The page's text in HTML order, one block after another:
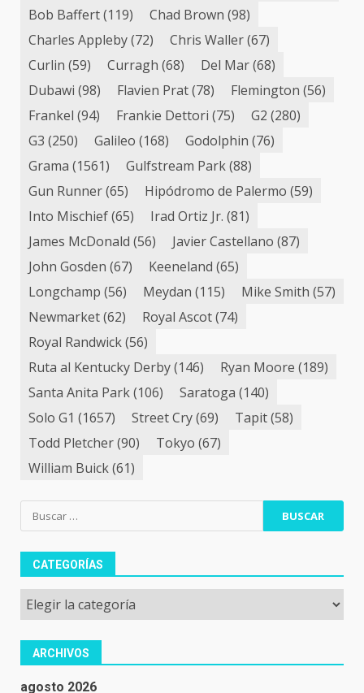
Bob Baffert(119) Chad Brown (98)
Charles Appleby(72) Chris Waller(67)
Curlin (59) Curragh (68) Del Mar(68)
Dubawi (98) Flavien Prat(78) Flemington (56)
Frankel (94) Frankie Dettori (75) G2 (280)
G3 (250) Galileo (168) Godolphin (76)
Grama (1561) Gulfstream Park(88)
Gun Runner(65) Hipódromo de Palermo (59)
Into Mischief(65) Irad Ortiz Jr. (81)
James McDonald (56) Javier Castellano (87)
John Gosden (67) Keeneland (65)
Longchamp (56) Meydan (115) Mike Smith (57)
Newmarket(62) Royal Ascot(74)
Royal Randwick(56)
Ruta al Kentucky Derby(146) Ryan Moore (189)
Santa Anita Park(106) Saratoga (140)
Solo G1 (1657) Street Cry(69) Tapit(58)
Todd Pletcher(90) Tokyo (67)
William Buick(61)
Buscar:
CATEGORÍAS
Categorías
ARCHIVOS
agosto 2026